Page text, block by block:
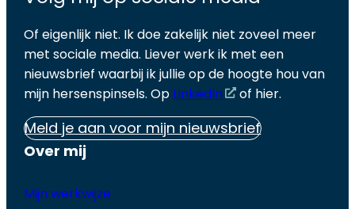
Of eigenlijk niet. Ik doe zakelijk niet zoveel meer
met sociale media. Liever werk ik met een
nieuwsbrief waarbij ik jullie op de hoogte hou van
mijn hersenspinsels. Op LinkedIn of hier.
Meld je aan voor mijn nieuwsbrief
Over mij
Mijn werkwijze